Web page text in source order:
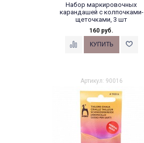
Набор маркировочных
карандашей с колпочками-
щеточками, 3 шт
160 руб.
Артикул: 90016